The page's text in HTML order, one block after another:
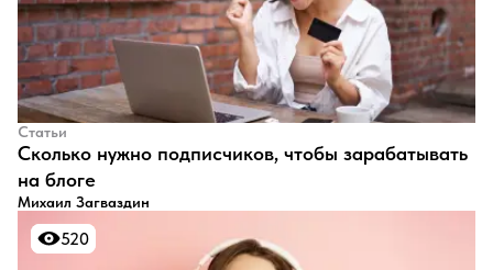
Статьи
​Сколько нужно подписчиков, чтобы зарабатывать
на блоге
Михаил Загваздин
520
520